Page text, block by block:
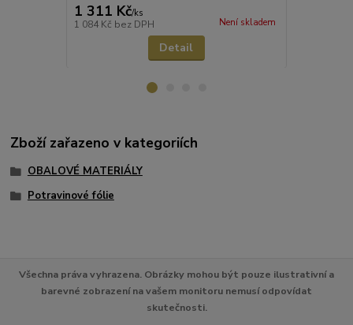
1 311 Kč/ks
1 084 Kč bez DPH Není skladem
Detail
Zboží zařazeno v kategoriích
OBALOVÉ MATERIÁLY
Potravinové fólie
Všechna práva vyhrazena. Obrázky mohou být pouze ilustrativní a
barevné zobrazení na vašem monitoru nemusí odpovídat
skutečnosti.